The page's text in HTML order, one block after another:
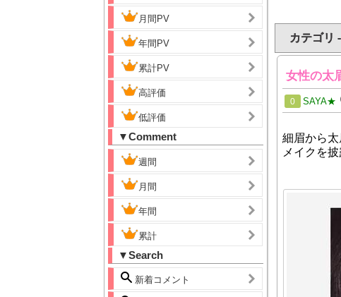
月間PV
年間PV
累計PV
高評価
低評価
▼Comment
週間
月間
年間
累計
▼Search
新着コメント
カテゴリ
女性の太
0 SAYA★
細眉から
メイクを